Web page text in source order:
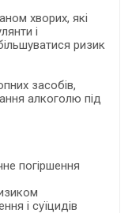
хворих, які
і
ризик
засобів,
алкоголю під
погіршення
і суїцидів